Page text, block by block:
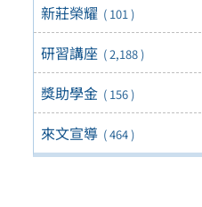
新莊榮耀 ( 101 )
研習講座 ( 2,188 )
獎助學金 ( 156 )
來文宣導 ( 464 )